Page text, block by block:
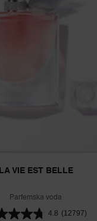
LA VIE EST BELLE
Parfemska voda
4.8 (12797)